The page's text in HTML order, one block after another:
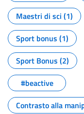
Maestri di sci (1)
Sport bonus (1)
Sport Bonus (2)
#beactive
Contrasto alla